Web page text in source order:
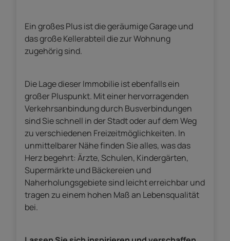
Ein großes Plus ist die geräumige Garage und
das große Kellerabteil die zur Wohnung
zugehörig sind.
Die Lage dieser Immobilie ist ebenfalls ein
großer Pluspunkt. Mit einer hervorragenden
Verkehrsanbindung durch Busverbindungen
sind Sie schnell in der Stadt oder auf dem Weg
zu verschiedenen Freizeitmöglichkeiten. In
unmittelbarer Nähe finden Sie alles, was das
Herz begehrt: Ärzte, Schulen, Kindergärten,
Supermärkte und Bäckereien und
Naherholungsgebiete sind leicht erreichbar und
tragen zu einem hohen Maß an Lebensqualität
bei.